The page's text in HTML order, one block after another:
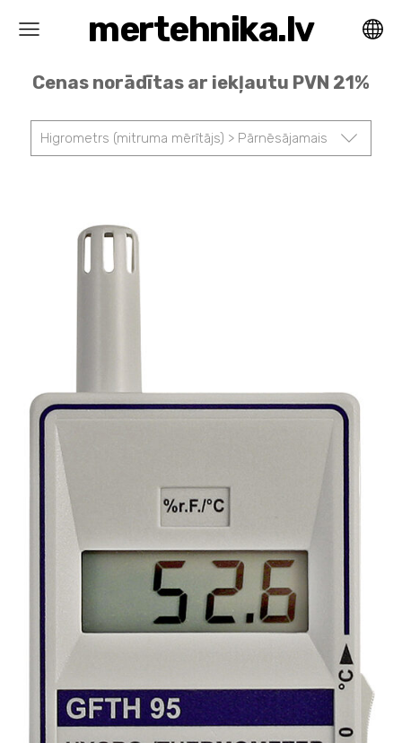
mertehnika.lv
Cenas norādītas ar iekļautu PVN 21%
Higrometrs (mitruma mērītājs) > Pārnēsājamais